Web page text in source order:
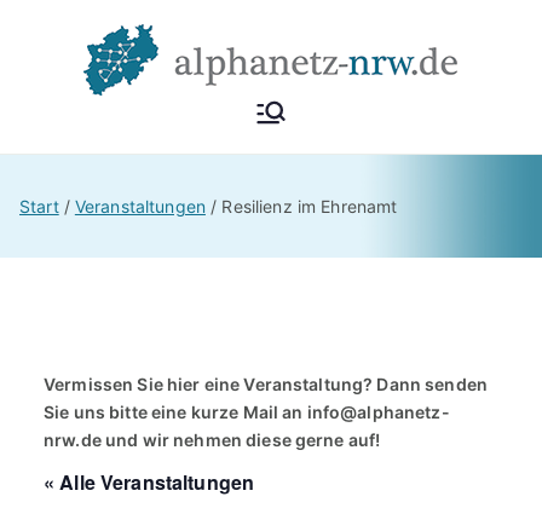
Alphan
etz
Grundbildung NRW
Start Veranstaltungen Resilienz im Ehrenamt
Vermissen Sie hier eine Veranstaltung? Dann senden
Sie uns bitte eine kurze Mail an info@alphanetz-
nrw.deund wir nehmen diese gerne auf!
« Alle Veranstaltungen